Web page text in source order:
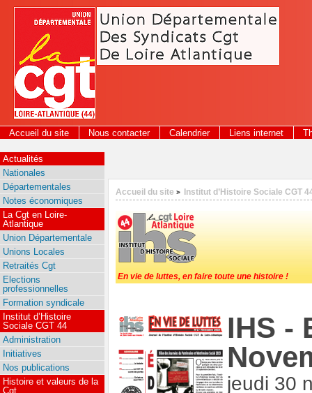
Panneau de gestion des cookies
Accueil du site Nous contacter Calendrier Liens internet
Accueil du site > Institut d’Histoire Sociale CGT
En vie de luttes, en faire toute une histoire !
IHS -
jeudi 30
Actualités
Nationales
Départementales
Notes économiques
La Cgt en Loire-
Atlantique
Union Départementale
Unions Locales
Retraités Cgt
Elections
professionnelles
Formation syndicale
Institut d’Histoire
Sociale CGT 44
Administration
Initiatives
Nos publications
Histoire et valeurs de la
Cgt